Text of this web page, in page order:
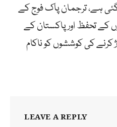
کی تعداد 47 ہوگئی ہے، ترجمان پاک فوج کے
کے تحفظ اور پاکستان کے
کرنے کی کوششوں کو ناکام
LEAVE A REPLY